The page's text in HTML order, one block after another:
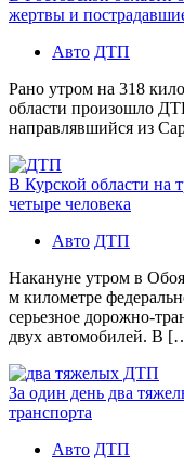
жертвы и
Авто ДТП
Рано утром на 318
области произошло
направлявшийся из
В Курской области на
четыре человека
Авто ДТП
Накануне утром в
м километре
серьезное дорожно-
двух автомобилей. В
За один день два
транспорта
Авто ДТП